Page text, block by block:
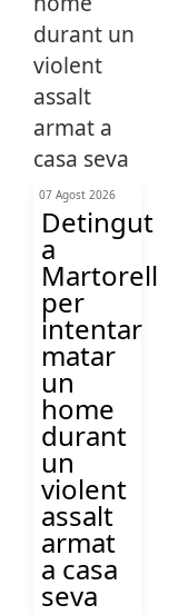
07 Agost 2026
Detingut
a
Martorell
per
intentar
matar
un
home
durant
un
violent
assalt
armat
a casa
seva